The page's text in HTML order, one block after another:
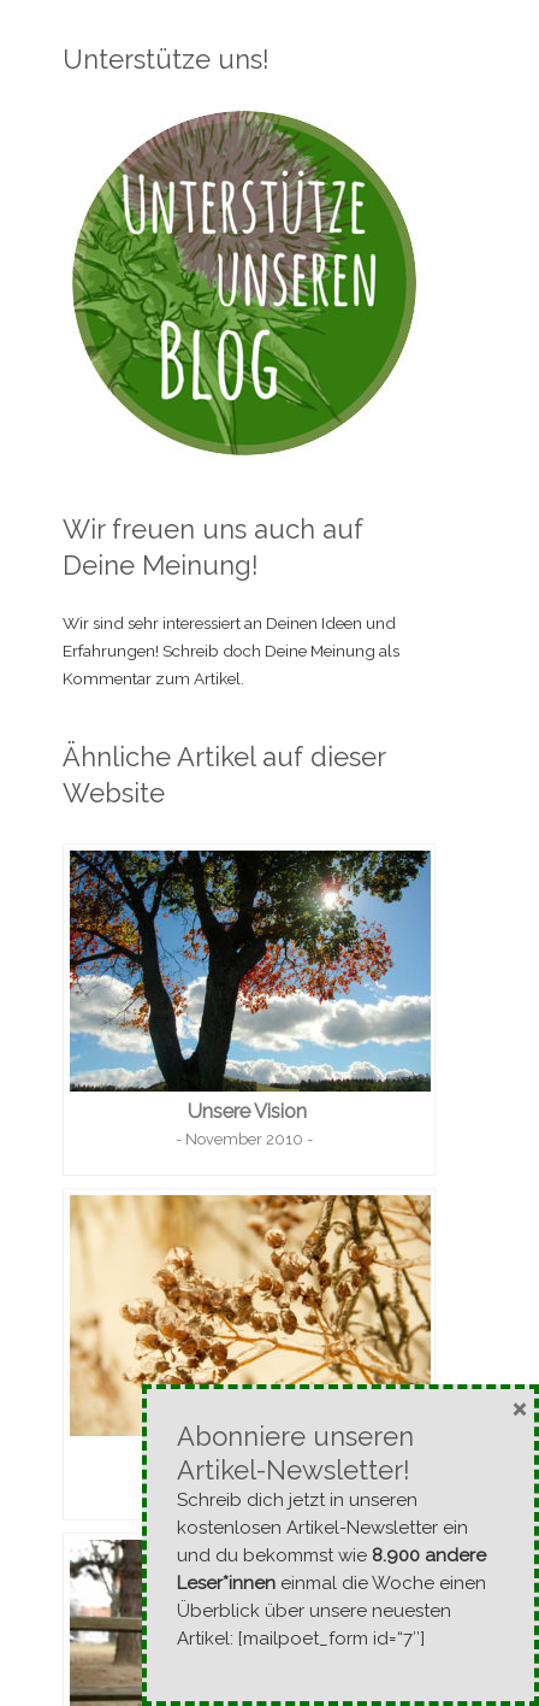
Unterstütze uns!
Wir freuen uns auch auf
Deine Meinung!
Wir sind sehr interessiert an Deinen Ideen und
Erfahrungen! Schreib doch Deine Meinung als
Kommentar zum Artikel.
Ähnliche Artikel auf dieser
Website
Unsere Vision
- November 2010 -
Das ewige Eis im Süden
- Februar 2014 -
Abonniere unseren
Artikel-Newsletter!
Schreib dich jetzt in unseren
kostenlosen Artikel-Newsletter ein
und du bekommst wie 8.900 andere
Leser*innen einmal die Woche einen
Überblick über unsere neuesten
Artikel: [mailpoet_form id=“7″]
×